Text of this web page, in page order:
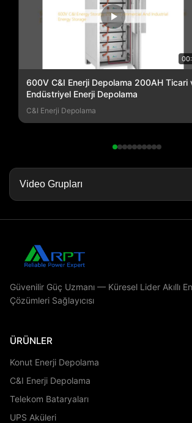
600V C&I Enerji Depolama 200AH Ticari
Endüstriyel Enerji Depolama
C&I Enerji Depolama
Video Grupları
<">Konut Enerji Depolama
Konut Enerji Depolama
C&I Enerji Depolama
Telekom Bataryaları
UPS Aküleri
Kurşun Asit Değiştirme
Güvenilir Güç Uzmanı — Küresel Lider Akıllı
Çözümleri Sağlayıcısı
ÜRÜNLER
Konut Enerji Depolama
C&I Enerji Depolama
Telekom Bataryaları
UPS Aküleri